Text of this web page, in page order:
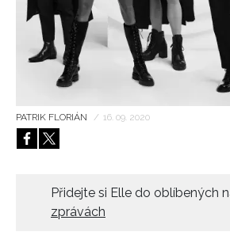
HOME
PATRIK FLORIÁN / 16. 09. 2020
Přidejte si Elle do oblíbených
zprávách